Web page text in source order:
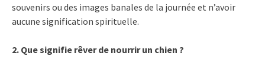
souvenirs ou des images banales de la journée et n’avoir
aucune signification spirituelle.
2. Que signifie rêver de nourrir un chien ?